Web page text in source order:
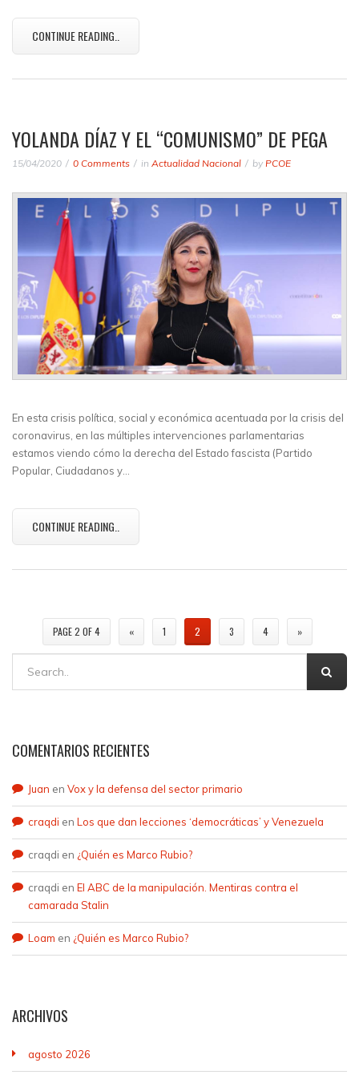
CONTINUE READING..
YOLANDA DÍAZ Y EL “COMUNISMO” DE PEGA
15/04/2020 0 Comments in Actualidad Nacional by PCOE
En esta crisis política, social y económica acentuada por la crisis del
coronavirus, en las múltiples intervenciones parlamentarias
estamos viendo cómo la derecha del Estado fascista (Partido
Popular, Ciudadanos y…
CONTINUE READING..
PAGE 2 OF 4 « 1 2 3 4 »
COMENTARIOS RECIENTES
Juan en Vox y la defensa del sector primario
craqdi en Los que dan lecciones ‘democráticas’ y Venezuela
craqdi en ¿Quién es Marco Rubio?
craqdi en El ABC de la manipulación. Mentiras contra el
camarada Stalin
Loam en ¿Quién es Marco Rubio?
ARCHIVOS
agosto 2026